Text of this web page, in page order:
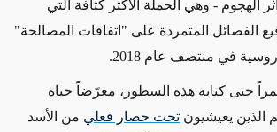
- وهي الحملة الأكثر كثافة التي
الفصائل المتمردة على "اتفاقات المصالحة"
في منتصف عام 2018.
حتى كتابة هذه السطور، معرّضاً حياة
الذين يعيشيون تحت حصار فعلي من الأسد